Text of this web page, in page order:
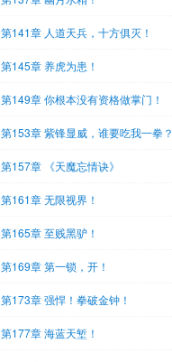
第141章 人道天兵，十方俱灭！
第145章 养虎为患！
第149章 你根本没有资格做掌门！
第153章 紫锋显威，谁要吃我一拳？
第157章 《天魔忘情诀》
第161章 无限视界！
第165章 至贱黑驴！
第169章 第一锁，开！
第173章 强悍！拳破金钟！
第177章 海蓝天堑！